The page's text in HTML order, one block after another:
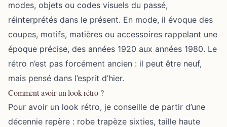
modes, objets ou codes visuels du passé,
réinterprétés dans le présent. En mode, il évoque des
coupes, motifs, matières ou accessoires rappelant une
époque précise, des années 1920 aux années 1980. Le
rétro n’est pas forcément ancien : il peut être neuf,
mais pensé dans l’esprit d’hier.
Comment avoir un look rétro ?
Pour avoir un look rétro, je conseille de partir d’une
décennie repère : robe trapèze sixties, taille haute